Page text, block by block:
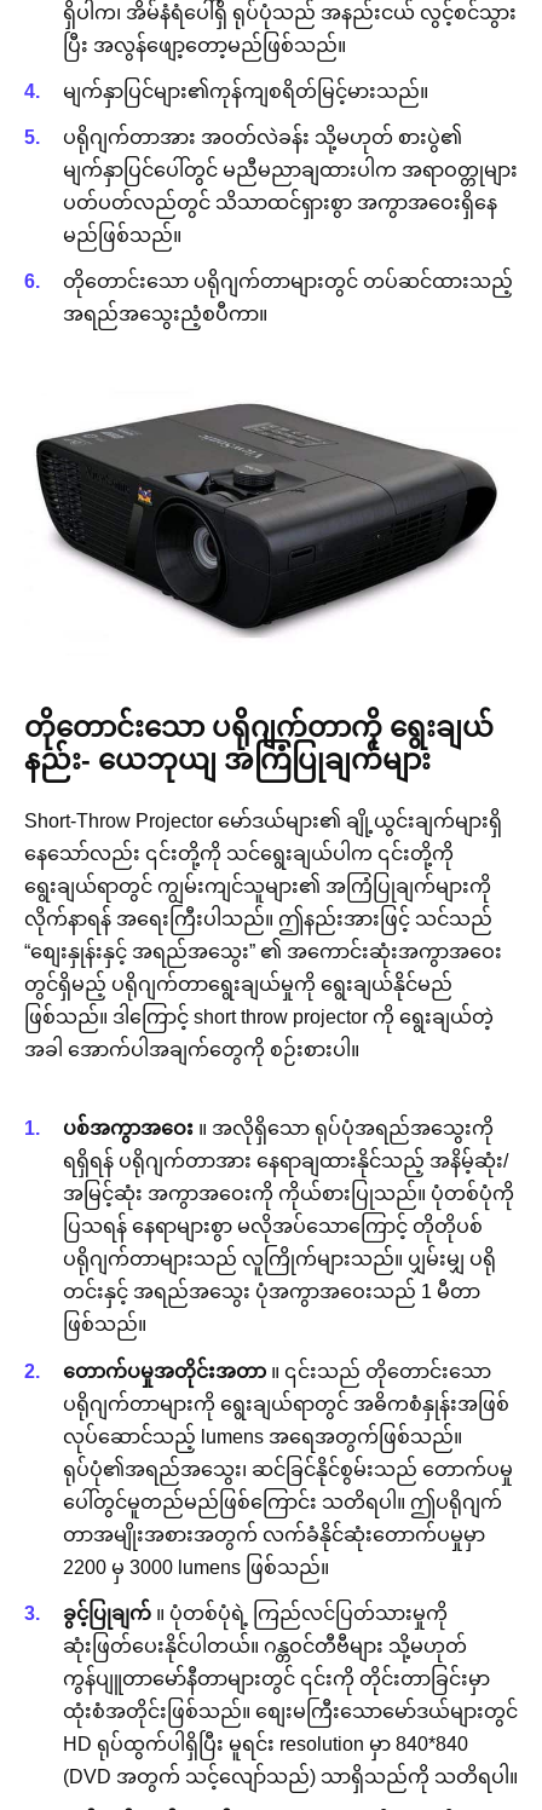
ရှိပါက၊ အိမ်နံရံပေါ်ရှိ ရုပ်ပုံသည် အနည်းငယ် လွင့်စင်သွား
ပြီး အလွန်ဖျော့တော့မည်ဖြစ်သည်။
မျက်နှာပြင်များ၏ကုန်ကျစရိတ်မြင့်မားသည်။
ပရိုဂျက်တာအား အဝတ်လဲခန်း သို့မဟုတ် စားပွဲ၏
မျက်နှာပြင်ပေါ်တွင် မညီမညာချထားပါက အရာဝတ္တုများ
ပတ်ပတ်လည်တွင် သိသာထင်ရှားစွာ အကွာအဝေးရှိနေ
မည်ဖြစ်သည်။
တိုတောင်းသော ပရိုဂျက်တာများတွင် တပ်ဆင်ထားသည့်
အရည်အသွေးညံ့စပီကာ။
တိုတောင်းသော ပရိုဂျက်တာကို ရွေးချယ်
နည်း- ယေဘုယျ အကြံပြုချက်များ
Short-Throw Projector မော်ဒယ်များ၏ ချို့ယွင်းချက်များရှိ
နေသော်လည်း ၎င်းတို့ကို သင်ရွေးချယ်ပါက ၎င်းတို့ကို
ရွေးချယ်ရာတွင် ကျွမ်းကျင်သူများ၏ အကြံပြုချက်များကို
လိုက်နာရန် အရေးကြီးပါသည်။ ဤနည်းအားဖြင့် သင်သည်
“စျေးနှုန်းနှင့် အရည်အသွေး” ၏ အကောင်းဆုံးအကွာအဝေး
တွင်ရှိမည့် ပရိုဂျက်တာရွေးချယ်မှုကို ရွေးချယ်နိုင်မည်
ဖြစ်သည်။ ဒါကြောင့် short throw projector ကို ရွေးချယ်တဲ့
အခါ အောက်ပါအချက်တွေကို စဉ်းစားပါ။
ပစ်အကွာအဝေး ။ အလိုရှိသော ရုပ်ပုံအရည်အသွေးကို
ရရှိရန် ပရိုဂျက်တာအား နေရာချထားနိုင်သည့် အနိမ့်ဆုံး/
အမြင့်ဆုံး အကွာအဝေးကို ကိုယ်စားပြုသည်။ ပုံတစ်ပုံကို
ပြသရန် နေရာများစွာ မလိုအပ်သောကြောင့် တိုတိုပစ်
ပရိုဂျက်တာများသည် လူကြိုက်များသည်။ ပျှမ်းမျှ ပရို
တင်းနှင့် အရည်အသွေး ပုံအကွာအဝေးသည် 1 မီတာ
ဖြစ်သည်။
တောက်ပမှုအတိုင်းအတာ ။ ၎င်းသည် တိုတောင်းသော
ပရိုဂျက်တာများကို ရွေးချယ်ရာတွင် အဓိကစံနှုန်းအဖြစ်
လုပ်ဆောင်သည့် lumens အရေအတွက်ဖြစ်သည်။
ရုပ်ပုံ၏အရည်အသွေး၊ ဆင်ခြင်နိုင်စွမ်းသည် တောက်ပမှု
ပေါ်တွင်မူတည်မည်ဖြစ်ကြောင်း သတိရပါ။ ဤပရိုဂျက်
တာအမျိုးအစားအတွက် လက်ခံနိုင်ဆုံးတောက်ပမှုမှာ
2200 မှ 3000 lumens ဖြစ်သည်။
ခွင့်ပြုချက် ။ ပုံတစ်ပုံရဲ့ ကြည်လင်ပြတ်သားမှုကို
ဆုံးဖြတ်ပေးနိုင်ပါတယ်။ ဂန္တဝင်တီဗီများ သို့မဟုတ်
ကွန်ပျူတာမော်နီတာများတွင် ၎င်းကို တိုင်းတာခြင်းမှာ
ထုံးစံအတိုင်းဖြစ်သည်။ စျေးမကြီးသောမော်ဒယ်များတွင်
HD ရုပ်ထွက်ပါရှိပြီး မူရင်း resolution မှာ 840*840
(DVD အတွက် သင့်လျော်သည်) သာရှိသည်ကို သတိရပါ။